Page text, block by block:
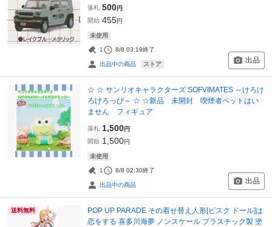
落札 500円
開始 455円
未使用
1 8/8 03:19終了
出品中の商品 ストア 出品
☆ ☆ サンリオキャラクターズ SOFVIMATES ～けろけ
ろけろっぴ～ ☆ ☆新品 未開封 喫煙者ペットはい
ません フィギュア
落札 1,500円
開始 1,500円
未使用
1 8/8 02:30終了
出品中の商品 出品
送料無料
POP UP PARADE その着せ替え人形[ビスク ドール]は
恋をする 喜多川海夢 ノンスケール プラスチック製 塗